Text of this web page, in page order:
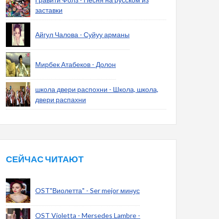
заставки
Айгул Чалова - Суйуу арманы
Мирбек Атабеков - Долон
школа двери распохни - Школа, школа,
двери распахни
СЕЙЧАС ЧИТАЮТ
OST"Виолетта" - Ser mejor минус
OST Violetta - Mersedes Lambre -